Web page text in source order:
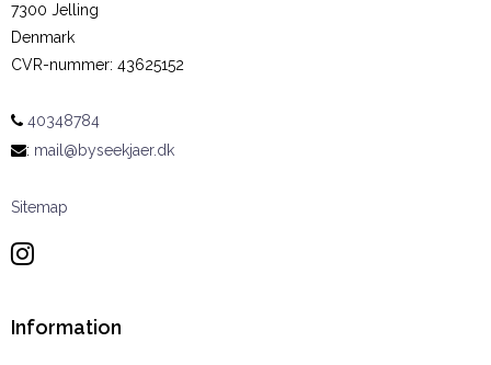
7300 Jelling
Denmark
CVR-nummer: 43625152
40348784
: mail@byseekjaer.dk
Sitemap
Information